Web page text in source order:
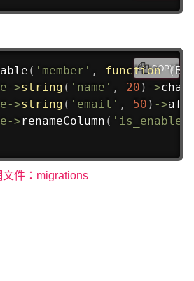
( 'member' , function (
->string ( 'name' , 20 ) ->
->string ( 'email' , 50 ) ->
->renameColumn (
COPY
文件：migrations